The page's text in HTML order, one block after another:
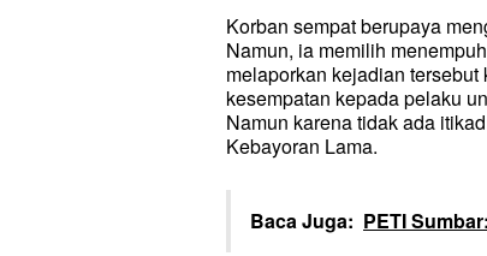
Korban sempat berupaya
Namun, ia memilih
melaporkan kejadian
kesempatan kepada pelaku
Namun karena tidak ada
Kebayoran Lama.
Baca Juga: PETI